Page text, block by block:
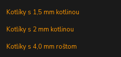
Kotlíky s 1,5 mm kotlinou
Kotlíky s 2 mm kotlinou
Kotlíky s 4,0 mm roštom